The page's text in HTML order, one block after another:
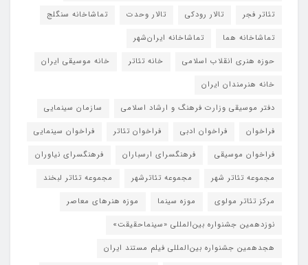
تئاتر فجر
تالار رودکی تالار وحدت
تماشاخانه سنگلج
تماشاخانه هما
تماشاخانه‌ ایران‌شهر
حوزه هنری انقلاب اسلامی
خانه تئاتر
خانه موسیقی ایران
خانه هنرمندان ایران
دفتر موسیقی وزارت فرهنگ و ارشاد اسلامی
سازمان سینمایی
فراخوان
فراخوان ادبی فراخوان تئاتر
فراخوان سینمایی
فراخوان موسیقی
فرهنگسرای ارسباران
فرهنگسرای نیاوران
مجموعه تئاتر شهر
مجموعه تئاترشهر
مجموعه تئاتر لبخند
مرکز تئاتر مولوی
موزه سینما
موزه هنرهای معاصر
نوزدهمین جشنواره بین‌المللی «سینماحقیقت»
هجدهمین جشنواره بین‌المللی فیلم مستند ایران